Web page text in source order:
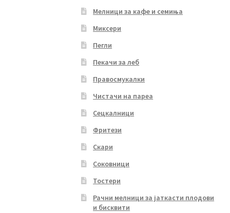
Мелници за кафе и семиња
Миксери
Пегли
Пекачи за леб
Правосмукалки
Чистачи на пареа
Сецкалници
Фритези
Скари
Соковници
Тостери
Рачни мелници за јаткасти плодови
и бисквити